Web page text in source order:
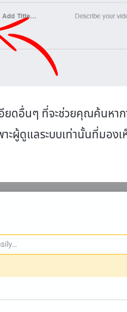
ยดอื่นๆ ที่จะช่วยคุณค้นห
ะผู้ดูแลระบบเท่านั้นที่มอง